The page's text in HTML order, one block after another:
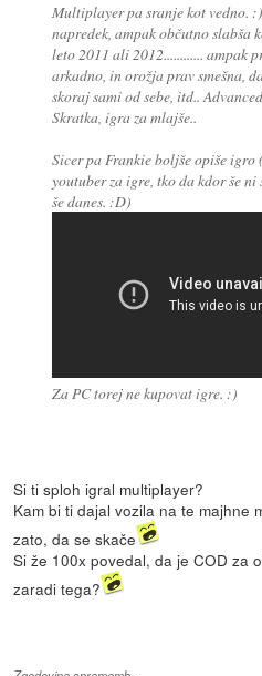
Multiplayer pa sranje kot vedno.
napredek, ampak občutno slabša
leto 2011 ali 2012............ ampak
arkadno, in orožja prav smešna,
skoraj sami od sebe, itd..
Skratka, igra za mlajše..
Sicer pa Frankie boljše opiše
youtuber za igre, tko da kdor še
še danes. :D)
Za PC torej ne kupovat igre. :)
Si ti sploh igral multiplayer?
Kam bi ti dajal vozila na te majhne
zato, da se skače
Si že 100x povedal, da je COD za
zaradi tega?